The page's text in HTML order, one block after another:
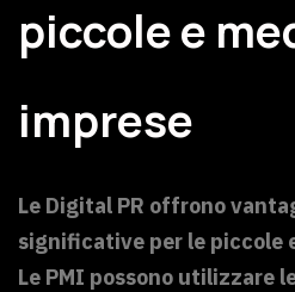
piccole e
imprese
Le Digital PR offrono
significative per le piccole
Le PMI possono utilizzare